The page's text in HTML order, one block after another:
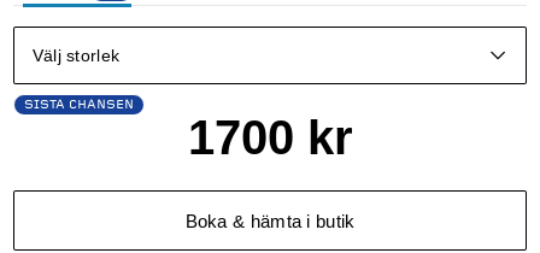
Välj storlek
1700 kr
SISTA CHANSEN
Boka & hämta i butik